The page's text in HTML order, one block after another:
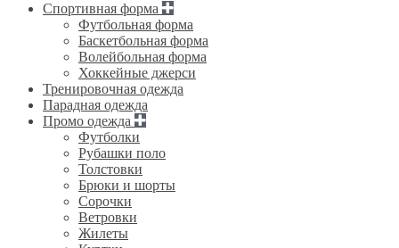
Спортивная форма
Футбольная форма
Баскетбольная форма
Волейбольная форма
Хоккейные джерси
Тренировочная одежда
Парадная одежда
Промо одежда
Футболки
Рубашки поло
Толстовки
Брюки и шорты
Сорочки
Ветровки
Жилеты